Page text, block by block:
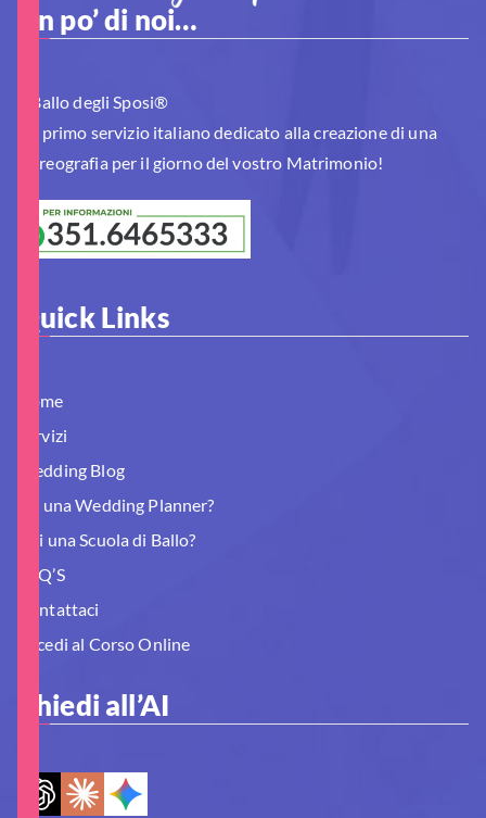
Un po’ di noi…
Il Ballo degli Sposi®
è il primo servizio italiano dedicato alla creazione di una
Coreografia per il giorno del vostro Matrimonio!
Quick Links
Home
Servizi
Wedding Blog
Sei una Wedding Planner?
Hai una Scuola di Ballo?
FAQ’S
Contattaci
Accedi al Corso Online
Chiedi all’AI